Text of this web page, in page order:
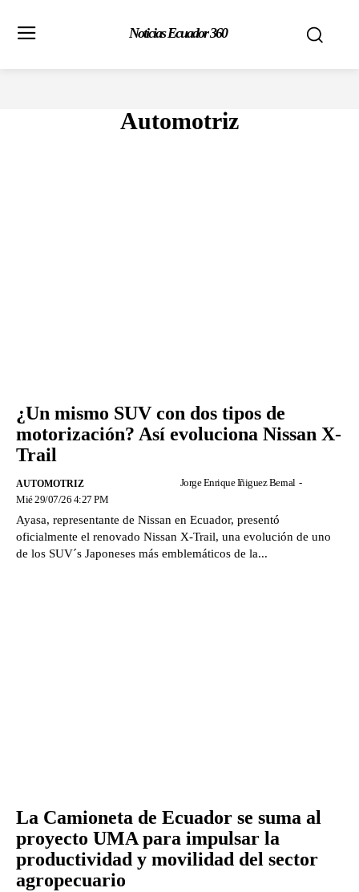
Noticias Ecuador 360
Automotriz
¿Un mismo SUV con dos tipos de
motorización? Así evoluciona Nissan X-
Trail
AUTOMOTRIZ Jorge Enrique Iñiguez Bernal -
Mié 29/07/26 4:27 PM
Ayasa, representante de Nissan en Ecuador, presentó
oficialmente el renovado Nissan X-Trail, una evolución de uno
de los SUV´s Japoneses más emblemáticos de la...
La Camioneta de Ecuador se suma al
proyecto UMA para impulsar la
productividad y movilidad del sector
agropecuario